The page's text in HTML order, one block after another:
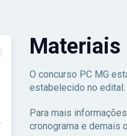
Materiais
O concurso PC MG
estabelecido no
Para mais
cronograma e demais